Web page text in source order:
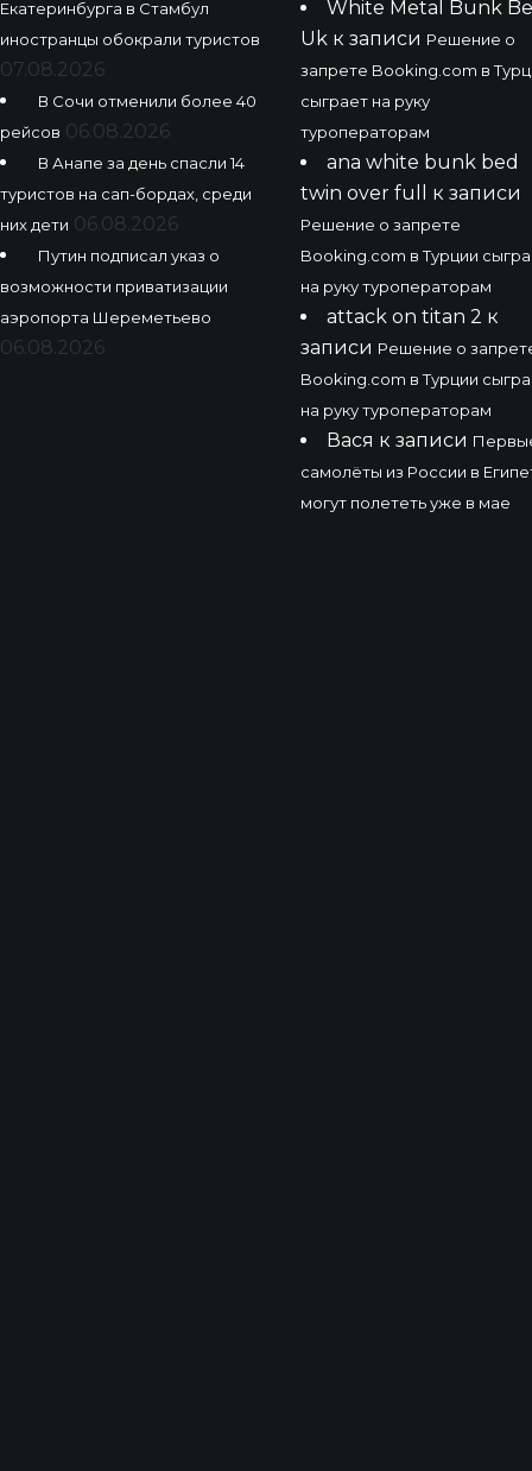
Екатеринбурга в Стамбул
иностранцы обокрали туристов
07.08.2026
В Сочи отменили более 40
рейсов 06.08.2026
В Анапе за день спасли 14
туристов на сап-бордах, среди
них дети 06.08.2026
Путин подписал указ о
возможности приватизации
аэропорта Шереметьево
06.08.2026
White Metal Bunk
Uk к записи Решение о
запрете Booking.com в
сыграет на руку
туроператорам
ana white bunk bed
twin over full
к записи
Решение о запрете
Booking.com в Турции
на руку туроператорам
attack on titan 2 к
записи Решение о
Booking.com в Турции
на руку туроператорам
Вася к записи
самолёты из России в
могут полететь уже в мае